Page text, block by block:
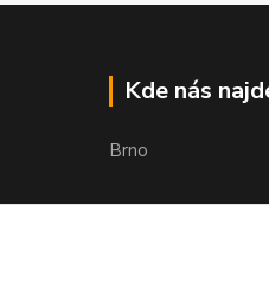
Kde nás
Brno